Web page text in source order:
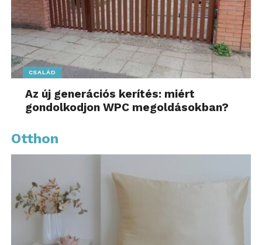
CSALÁD
Az új generációs kerítés: miért
gondolkodjon WPC megoldásokban?
Otthon